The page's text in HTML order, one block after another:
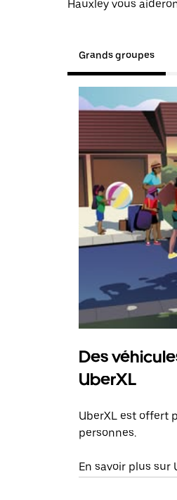
Hauxley vous
Grands groupes
Des
UberXL
UberXL est offert
personnes.
En savoir plus sur